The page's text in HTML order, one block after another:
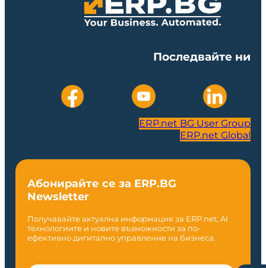
Последвайте ни
ERP.net BG User Group
ERP.net Global
Абонирайте се за ERP.BG
Newsletter
Получавайте актуална информация за ERP.net, AI
технологиите и новите възможности за по-
ефективно дигитално управление на бизнеса.